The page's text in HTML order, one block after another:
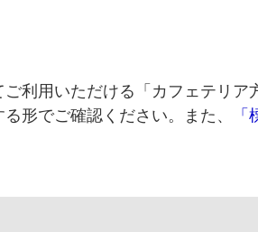
利用いただける「カフェテリア
る形でご確認ください。また、